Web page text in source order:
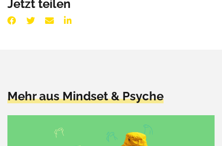
Jetzt teilen
Mehr aus Mindset & Psyche